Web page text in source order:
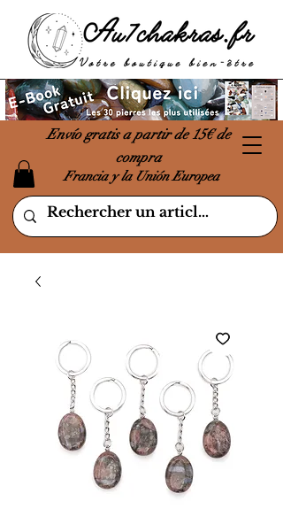
Envío gratis a partir de 15€ de
compra
Francia y la Unión Europea